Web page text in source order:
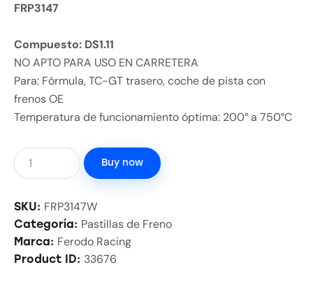
FRP3147
Compuesto: DS1.11
NO APTO PARA USO EN CARRETERA
Para: Fórmula, TC-GT trasero, coche de pista con
frenos OE
Temperatura de funcionamiento óptima: 200° a 750°C
Buy now
SKU: FRP3147W
Categoría: Pastillas de Freno
Marca: Ferodo Racing
Product ID: 33676